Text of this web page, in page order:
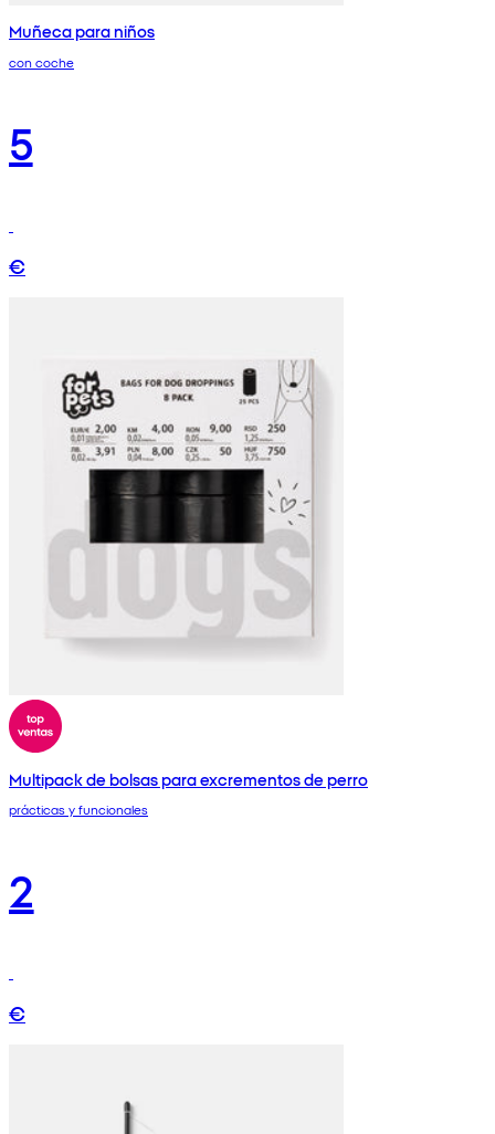
Muñeca para niños
con coche
5
€
Multipack de bolsas para excrementos de perro
prácticas y funcionales
2
€